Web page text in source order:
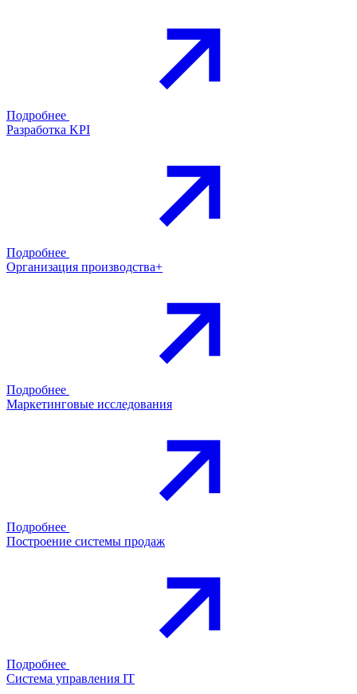
Подробнее
Разработка KPI
Подробнее
Организация производства+
Подробнее
Маркетинговые исследования
Подробнее
Построение системы продаж
Подробнее
Система управления IT